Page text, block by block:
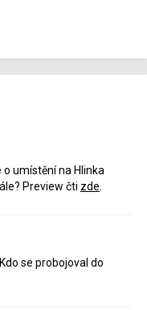
umístění na Hlinka
Preview čti zde
se probojoval do